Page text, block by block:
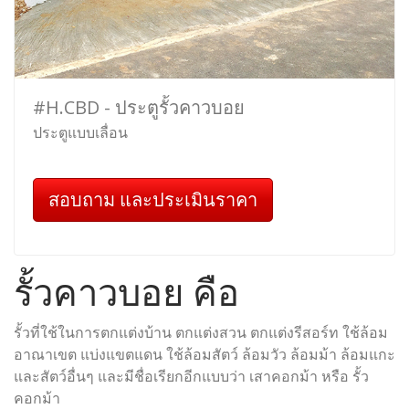
#H.CBD - ประตูรั้วคาวบอย
ประตูแบบเลื่อน
สอบถาม และประเมินราคา
รั้วคาวบอย คือ
รั้วที่ใช้ในการตกแต่งบ้าน ตกแต่งสวน ตกแต่งรีสอร์ท ใช้ล้อม
อาณาเขต แบ่งแขตแดน ใช้ล้อมสัตว์ ล้อมวัว ล้อมม้า ล้อมแกะ
และสัตว์อื่นๆ และมีชื่อเรียกอีกแบบว่า เสาคอกม้า หรือ รั้ว
คอกม้า